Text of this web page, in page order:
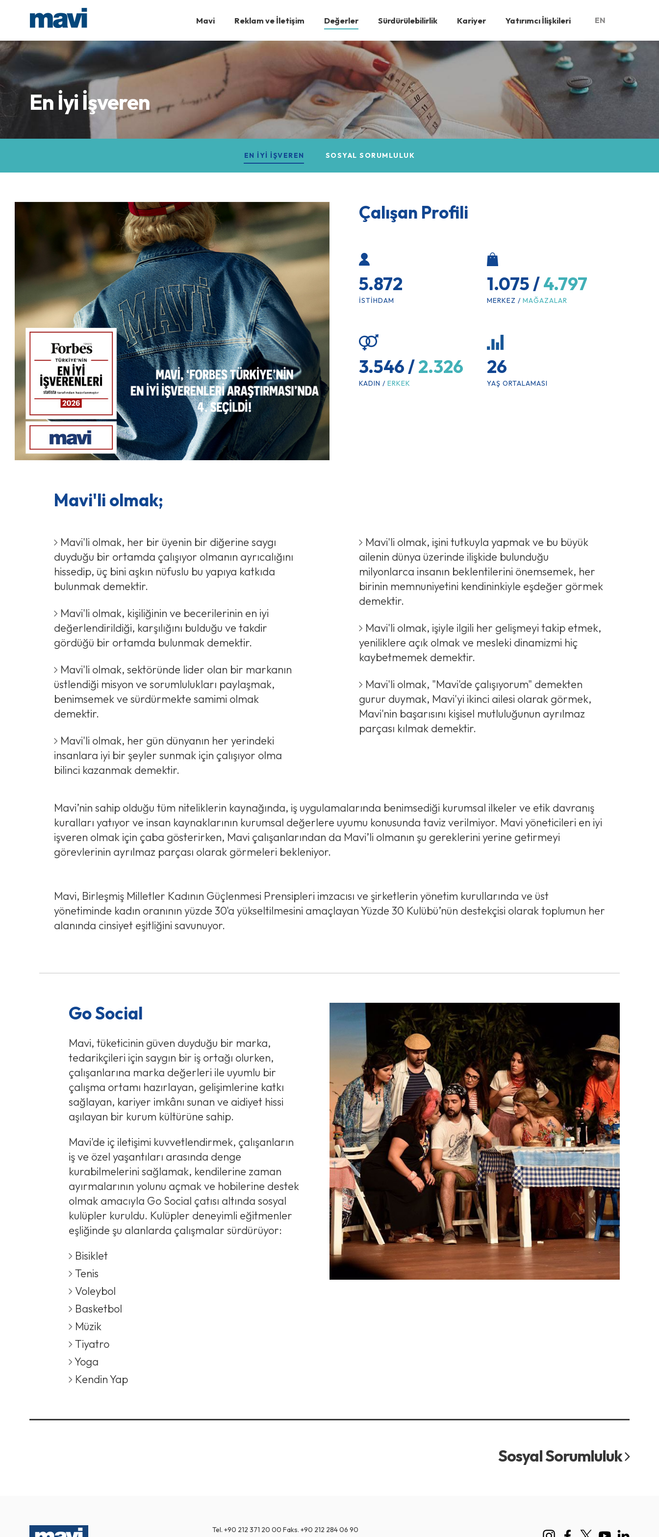
Mavi Reklam ve İletişim Değerler Sürdürülebilirlik Kariyer Yatırımcı İlişkileri EN
En İyi İşveren
EN İYI İŞVEREN SOSYAL SORUMLULUK
Çalışan Profili
5.872
İSTIHDAM
1.075 /4.797
MERKEZ / MAĞAZALAR
3.546 /2.326
KADIN / ERKEK
26
YAŞ ORTALAMASI
Mavi'li olmak;
Mavi'li olmak, her bir üyenin bir diğerine saygı
duyduğu bir ortamda çalışıyor olmanın ayrıcalığını
hissedip, üç bini aşkın nüfuslu bu yapıya katkıda
bulunmak demektir.
Mavi'li olmak, kişiliğinin ve becerilerinin en iyi
değerlendirildiği, karşılığını bulduğu ve takdir
gördüğü bir ortamda bulunmak demektir.
Mavi'li olmak, sektöründe lider olan bir markanın
üstlendiği misyon ve sorumlulukları paylaşmak,
benimsemek ve sürdürmekte samimi olmak
demektir.
Mavi'li olmak, her gün dünyanın her yerindeki
insanlara iyi bir şeyler sunmak için çalışıyor olma
bilinci kazanmak demektir.
Mavi'li olmak, işini tutkuyla yapmak ve bu büyük
ailenin dünya üzerinde ilişkide bulunduğu
milyonlarca insanın beklentilerini önemsemek, her
birinin memnuniyetini kendininkiyle eşdeğer görmek
demektir.
Mavi'li olmak, işiyle ilgili her gelişmeyi takip etmek,
yeniliklere açık olmak ve mesleki dinamizmi hiç
kaybetmemek demektir.
Mavi'li olmak, "Mavi'de çalışıyorum" demekten
gurur duymak, Mavi'yi ikinci ailesi olarak görmek,
Mavi'nin başarısını kişisel mutluluğunun ayrılmaz
parçası kılmak demektir.
Mavi’nin sahip olduğu tüm niteliklerin kaynağında, iş uygulamalarında benimsediği kurumsal ilkeler ve etik davranış
kuralları yatıyor ve insan kaynaklarının kurumsal değerlere uyumu konusunda taviz verilmiyor. Mavi yöneticileri en iyi
işveren olmak için çaba gösterirken, Mavi çalışanlarından da Mavi’li olmanın şu gereklerini yerine getirmeyi
görevlerinin ayrılmaz parçası olarak görmeleri bekleniyor.
Mavi, Birleşmiş Milletler Kadının Güçlenmesi Prensipleri imzacısı ve şirketlerin yönetim kurullarında ve üst
yönetiminde kadın oranının yüzde 30'a yükseltilmesini amaçlayan Yüzde 30 Kulübü’nün destekçisi olarak toplumun her
alanında cinsiyet eşitliğini savunuyor.
Go Social
Mavi, tüketicinin güven duyduğu bir marka,
tedarikçileri için saygın bir iş ortağı olurken,
çalışanlarına marka değerleri ile uyumlu bir
çalışma ortamı hazırlayan, gelişimlerine katkı
sağlayan, kariyer imkânı sunan ve aidiyet hissi
aşılayan bir kurum kültürüne sahip.
Mavi'de iç iletişimi kuvvetlendirmek, çalışanların
iş ve özel yaşantıları arasında denge
kurabilmelerini sağlamak, kendilerine zaman
ayırmalarının yolunu açmak ve hobilerine destek
olmak amacıyla Go Social çatısı altında sosyal
kulüpler kuruldu. Kulüpler deneyimli eğitmenler
eşliğinde şu alanlarda çalışmalar sürdürüyor:
Bisiklet
Tenis
Voleybol
Basketbol
Müzik
Tiyatro
Yoga
Kendin Yap
Sosyal Sorumluluk
Tel.+90 212 371 20 00 Faks.+90 212 284 06 90